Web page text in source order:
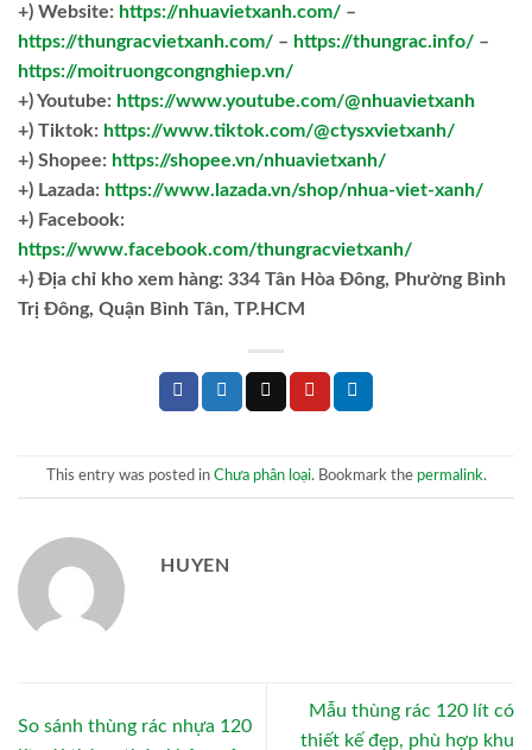
+) Website: https://nhuavietxanh.com/ –
https://thungracvietxanh.com/ – https://thungrac.info/ –
https://moitruongcongnghiep.vn/
+) Youtube: https://www.youtube.com/@nhuavietxanh
+) Tiktok: https://www.tiktok.com/@ctysxvietxanh/
+) Shopee: https://shopee.vn/nhuavietxanh/
+) Lazada: https://www.lazada.vn/shop/nhua-viet-xanh/
+) Facebook:
https://www.facebook.com/thungracvietxanh/
+) Địa chỉ kho xem hàng: 334 Tân Hòa Đông, Phường Bình
Trị Đông, Quận Bình Tân, TP.HCM
This entry was posted in Chưa phân loại. Bookmark the permalink.
HUYEN
So sánh thùng rác nhựa 120
Mẫu thùng rác 120 lít có
thiết kế đẹp, phù hợp khu